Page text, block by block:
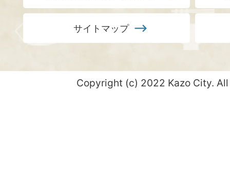
サイトマップ
Copyright (c) 2022 Kazo City.